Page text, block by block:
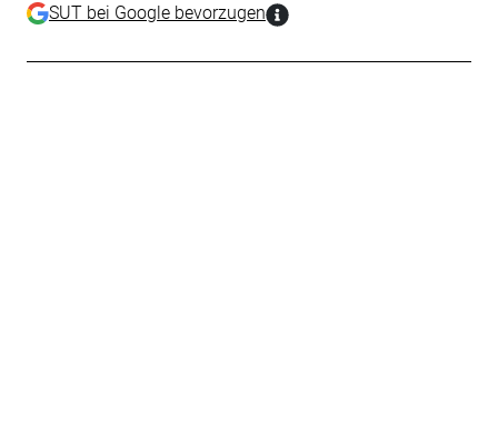
SUT bei Google bevorzugen